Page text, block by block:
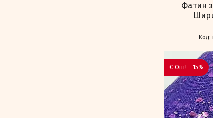
Фатин з
Є Опт! - 15%